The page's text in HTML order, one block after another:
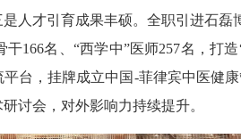
人才引育成果丰硕。全职引进石磊
166名、“西学中”医师257名，打
台，挂牌成立中国-菲律宾中医健
讨会，对外影响力持续提升。